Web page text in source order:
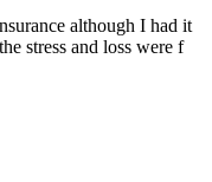
although I had it
stress and loss were f